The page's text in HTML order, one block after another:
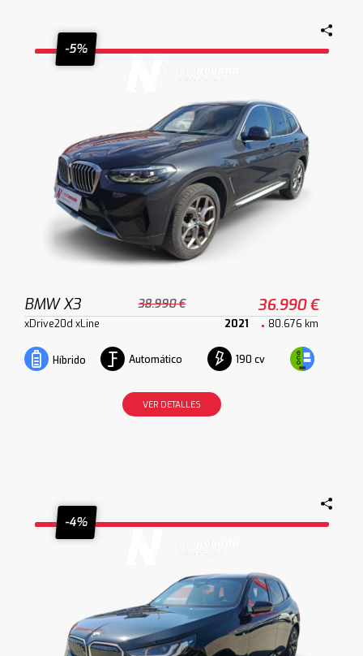
-5%
BMW X3 38.990 € 36.990 €
xDrive20d xLine 2021 80.676 km
Híbrido Automático 190 cv
VER DETALLES
-4%